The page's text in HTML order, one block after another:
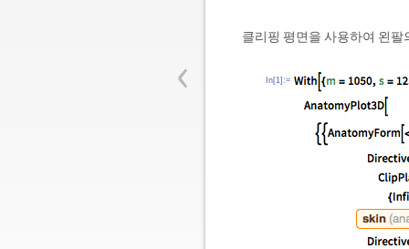
‹
클리핑 평면을 사용하여 왼
In[1]:=